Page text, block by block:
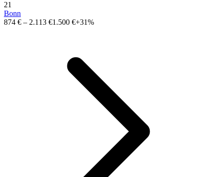
21
Bonn
874 € – 2.113 €1.500 €+31%